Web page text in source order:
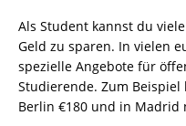
Als Student kannst du viele
Geld zu sparen. In vielen
spezielle Angebote für
Studierende. Zum
Berlin €180 und in Madrid